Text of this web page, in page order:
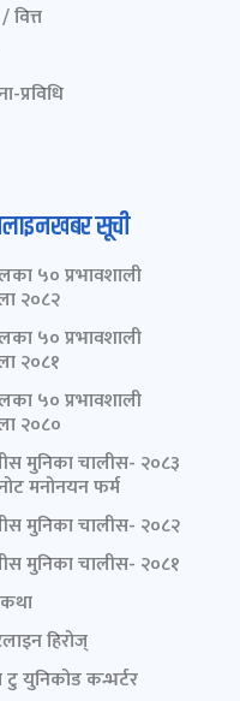
प्रविधि
सूची
५० प्रभावशाली
२०८२
५० प्रभावशाली
२०८१
५० प्रभावशाली
२०८०
मुनिका चालीस- २०८३
मनोनयन फर्म
मुनिका चालीस- २०८२
मुनिका चालीस- २०८१
हिरोज्
टु युनिकोड कन्भर्टर